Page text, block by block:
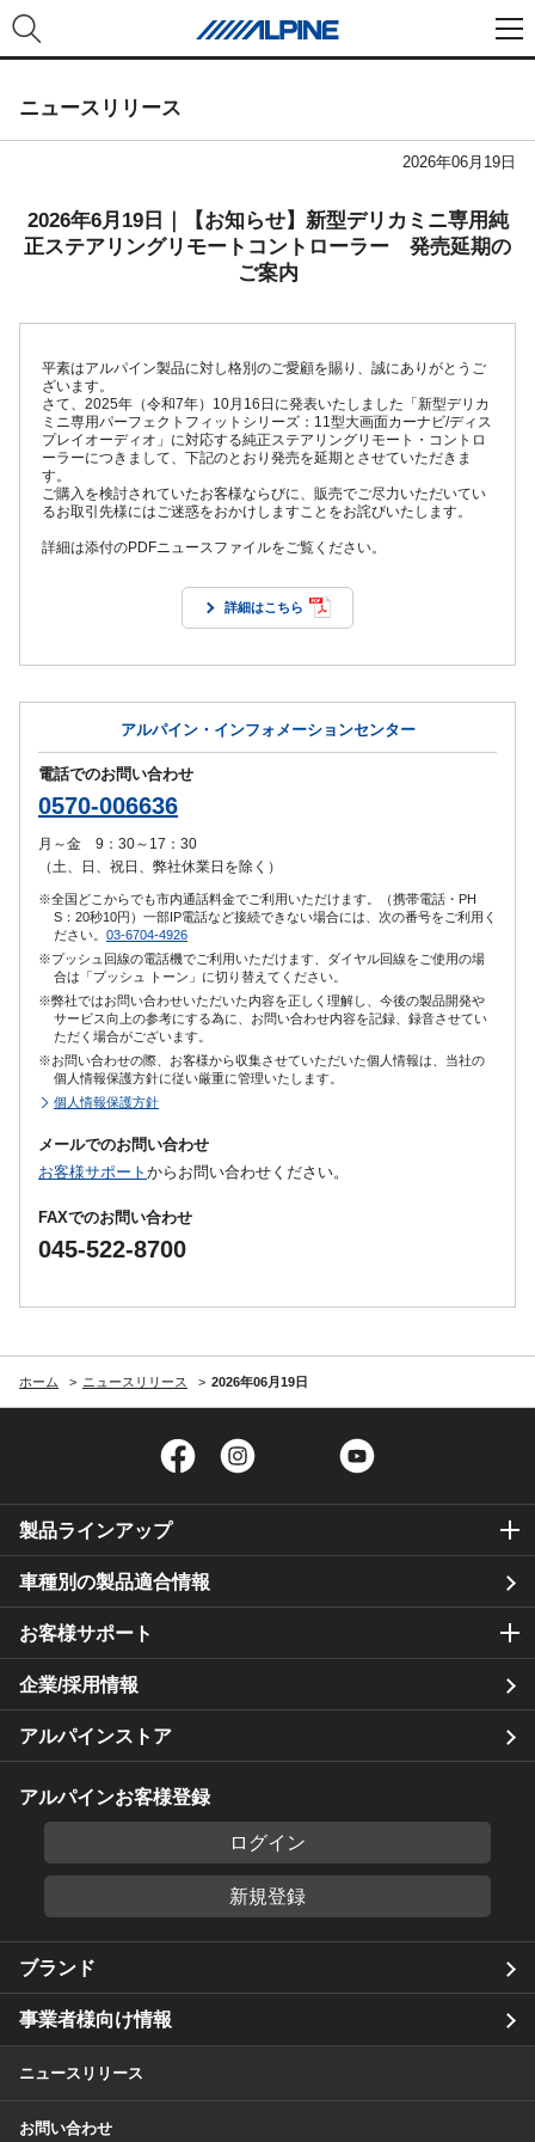
ニュースリリース
2026年06月19日
2026年6月19日｜【お知らせ】新型デリカミニ専用純
正ステアリングリモートコントローラー 発売延期の
ご案内
平素はアルパイン製品に対し格別のご愛顧を賜り、誠にありがとうご
ざいます。
さて、2025年（令和7年）10月16日に発表いたしました「新型デリカ
ミニ専用パーフェクトフィットシリーズ：11型大画面カーナビ/ディス
プレイオーディオ」に対応する純正ステアリングリモート・コントロ
ーラーにつきまして、下記のとおり発売を延期とさせていただきま
す。
ご購入を検討されていたお客様ならびに、販売でご尽力いただいてい
るお取引先様にはご迷惑をおかけしますことをお詫びいたします。
詳細は添付のPDFニュースファイルをご覧ください。
詳細はこちら
アルパイン・インフォメーションセンター
電話でのお問い合わせ
0570-006636
月～金 9：30～17：30
（土、日、祝日、弊社休業日を除く）
※全国どこからでも市内通話料金でご利用いただけます。（携帯電話・PH
S：20秒10円）一部IP電話など接続できない場合には、次の番号をご利用く
ださい。 03-6704-4926
※プッシュ回線の電話機でご利用いただけます、ダイヤル回線をご使用の場
合は「プッシュ トーン」に切り替えてください。
※弊社ではお問い合わせいただいた内容を正しく理解し、今後の製品開発や
サービス向上の参考にする為に、お問い合わせ内容を記録、録音させてい
ただく場合がございます。
※お問い合わせの際、お客様から収集させていただいた個人情報は、当社の
個人情報保護方針に従い厳重に管理いたします。
個人情報保護方針
メールでのお問い合わせ
お客様サポート からお問い合わせください。
FAXでのお問い合わせ
045-522-8700
ホーム ニュースリリース 2026年06月19日
Facebook Twitter
製品ラインアップ
車種別の製品適合情報
お客様サポート
企業/採用情報
アルパインストア
アルパインお客様登録
ログイン
新規登録
ブランド
事業者様向け情報
ニュースリリース
お問い合わせ